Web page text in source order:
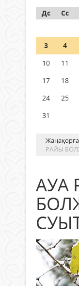
05 тамыз
Шетелде
Дс
Сс
3
4
10
11
17
18
24
25
31
РАЙЫ
АУА